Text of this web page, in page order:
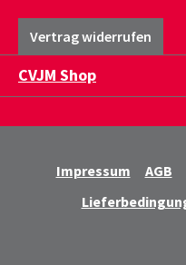
Vertrag widerrufen
CVJM Shop
Impressum AGB